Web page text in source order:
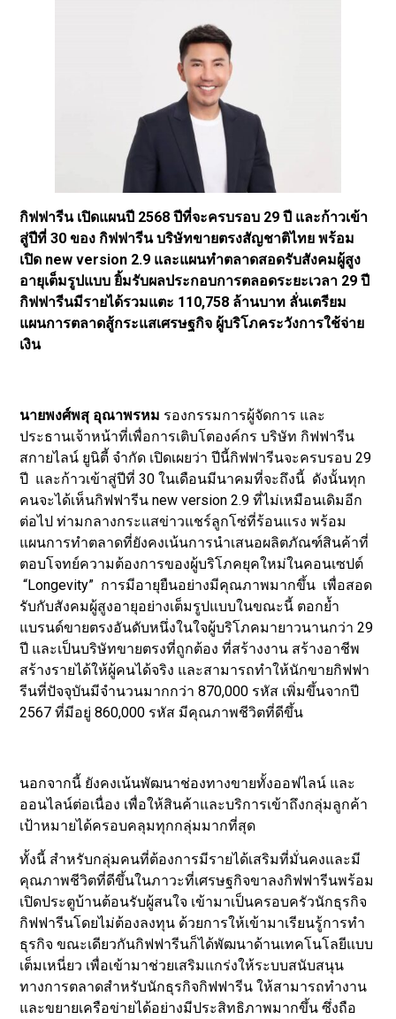
กิฟฟารีน เปิดแผนปี 2568 ปีที่จะครบรอบ 29 ปี และก้าวเข้า
สู่ปีที่ 30 ของ กิฟฟารีน บริษัทขายตรงสัญชาติไทย พร้อม
เปิด new version 2.9 และแผนทำตลาดสอดรับสังคมผู้สูง
อายุเต็มรูปแบบ ยิ้มรับผลประกอบการตลอดระยะเวลา 29 ปี
กิฟฟารีนมีรายได้รวมแตะ 110,758 ล้านบาท ลั่นเตรียม
แผนการตลาดสู้กระแสเศรษฐกิจ ผู้บริโภคระวังการใช้จ่าย
เงิน
นายพงศ์พสุ อุณาพรหม รองกรรมการผู้จัดการ และ
ประธานเจ้าหน้าที่เพื่อการเติบโตองค์กร บริษัท กิฟฟารีน
สกายไลน์ ยูนิตี้ จำกัด เปิดเผยว่า ปีนี้กิฟฟารีนจะครบรอบ 29
ปี และก้าวเข้าสู่ปีที่ 30 ในเดือนมีนาคมที่จะถึงนี้ ดังนั้นทุก
คนจะได้เห็นกิฟฟารีน new version 2.9 ที่ไม่เหมือนเดิมอีก
ต่อไป ท่ามกลางกระแสข่าวแชร์ลูกโซ่ที่ร้อนแรง พร้อม
แผนการทำตลาดที่ยังคงเน้นการนำเสนอผลิตภัณฑ์สินค้าที่
ตอบโจทย์ความต้องการของผู้บริโภคยุคใหม่ในคอนเซปต์
“Longevity” การมีอายุยืนอย่างมีคุณภาพมากขึ้น เพื่อสอด
รับกับสังคมผู้สูงอายุอย่างเต็มรูปแบบในขณะนี้ ตอกย้ำ
แบรนด์ขายตรงอันดับหนึ่งในใจผู้บริโภคมายาวนานกว่า 29
ปี และเป็นบริษัทขายตรงที่ถูกต้อง ที่สร้างงาน สร้างอาชีพ
สร้างรายได้ให้ผู้คนได้จริง และสามารถทำให้นักขายกิฟฟา
รีนที่ปัจจุบันมีจำนวนมากกว่า 870,000 รหัส เพิ่มขึ้นจากปี
2567 ที่มีอยู่ 860,000 รหัส มีคุณภาพชีวิตที่ดีขึ้น
นอกจากนี้ ยังคงเน้นพัฒนาช่องทางขายทั้งออฟไลน์ และ
ออนไลน์ต่อเนื่อง เพื่อให้สินค้าและบริการเข้าถึงกลุ่มลูกค้า
เป้าหมายได้ครอบคลุมทุกกลุ่มมากที่สุด
ทั้งนี้ สำหรับกลุ่มคนที่ต้องการมีรายได้เสริมที่มั่นคงและมี
คุณภาพชีวิตที่ดีขึ้นในภาวะที่เศรษฐกิจขาลงกิฟฟารีนพร้อม
เปิดประตูบ้านต้อนรับผู้สนใจ เข้ามาเป็นครอบครัวนักธุรกิจ
กิฟฟารีนโดยไม่ต้องลงทุน ด้วยการให้เข้ามาเรียนรู้การทำ
ธุรกิจ ขณะเดียวกันกิฟฟารีนก็ได้พัฒนาด้านเทคโนโลยีแบบ
เต็มเหนี่ยว เพื่อเข้ามาช่วยเสริมแกร่งให้ระบบสนับสนุน
ทางการตลาดสำหรับนักธุรกิจกิฟฟารีน ให้สามารถทำงาน
และขยายเครือข่ายได้อย่างมีประสิทธิภาพมากขึ้น ซึ่งถือ